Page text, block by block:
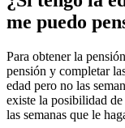
me puedo
Para obtener la
pensión y completar
edad pero no las
existe la posibilidad
las semanas que le